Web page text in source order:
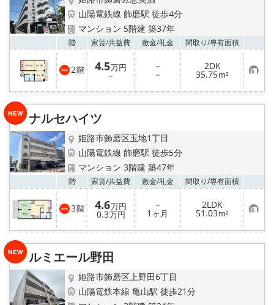
山陽電鉄線 飾磨駅 徒歩4分
マンション 5階建 築37年
階 家賃/共益費 敷金/礼金 間取り/専有面積
2階 4.5万円
－
－
－
2DK
35.75m² お
気
に
り
ナルセハイツ
姫路市飾磨区玉地1丁目
山陽電鉄線 飾磨駅 徒歩5分
マンション 3階建 築47年
階 家賃/共益費 敷金/礼金 間取り/専有面積
3階 4.6万円
0.3万円
－
1 ヶ月
2LDK
51.03m² お
気
に
り
ルミエール野田
姫路市飾磨区上野田6丁目
山陽電鉄本線 亀山駅 徒歩21分